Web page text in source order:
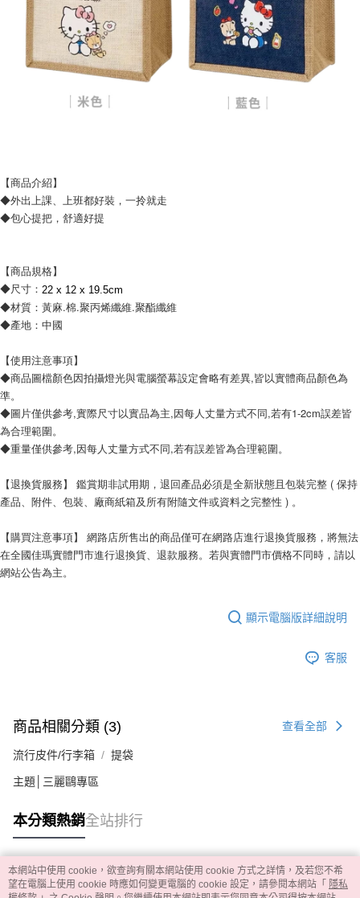
【商品介紹】
◆外出上課、上班都好裝，一拎就走
◆包心提把，舒適好提
【商品規格】
◆尺寸： 22 x 12 x 19.5cm
◆材質：黃麻.棉.聚丙烯纖維.聚酯纖維
◆產地：中國
【使用注意事項】
◆商品圖檔顏色因拍攝燈光與電腦螢幕設定會略有差異,皆以實體商品顏色為
準。
◆圖片僅供參考,實際尺寸以實品為主,因每人丈量方式不同,若有1-2cm誤差皆
為合理範圍。
◆重量僅供參考,因每人丈量方式不同,若有誤差皆為合理範圍。
【退換貨服務】 鑑賞期非試用期，退回產品必須是全新狀態且包裝完整 ( 保持
產品、附件、包裝、廠商紙箱及所有附隨文件或資料之完整性 ) 。
【購買注意事項】 網路店所售出的商品僅可在網路店進行退換貨服務，將無法
在全國佳瑪實體門市進行退換貨、退款服務。若與實體門市價格不同時，請以
網站公告為主。
顯示電腦版詳細說明
客服
商品相關分類 (3) 查看全部
流行皮件/行李箱 提袋
主題│三麗鷗專區
本分類熱銷全站排行
熱門標籤
本網站中使用 cookie，欲查詢有關本網站使用 cookie 方式之詳情，及若您不希
望在電腦上使用 cookie 時應如何變更電腦的 cookie 設定，請參閱本網站「 隱私